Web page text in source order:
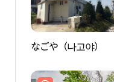
なごや（나고야）